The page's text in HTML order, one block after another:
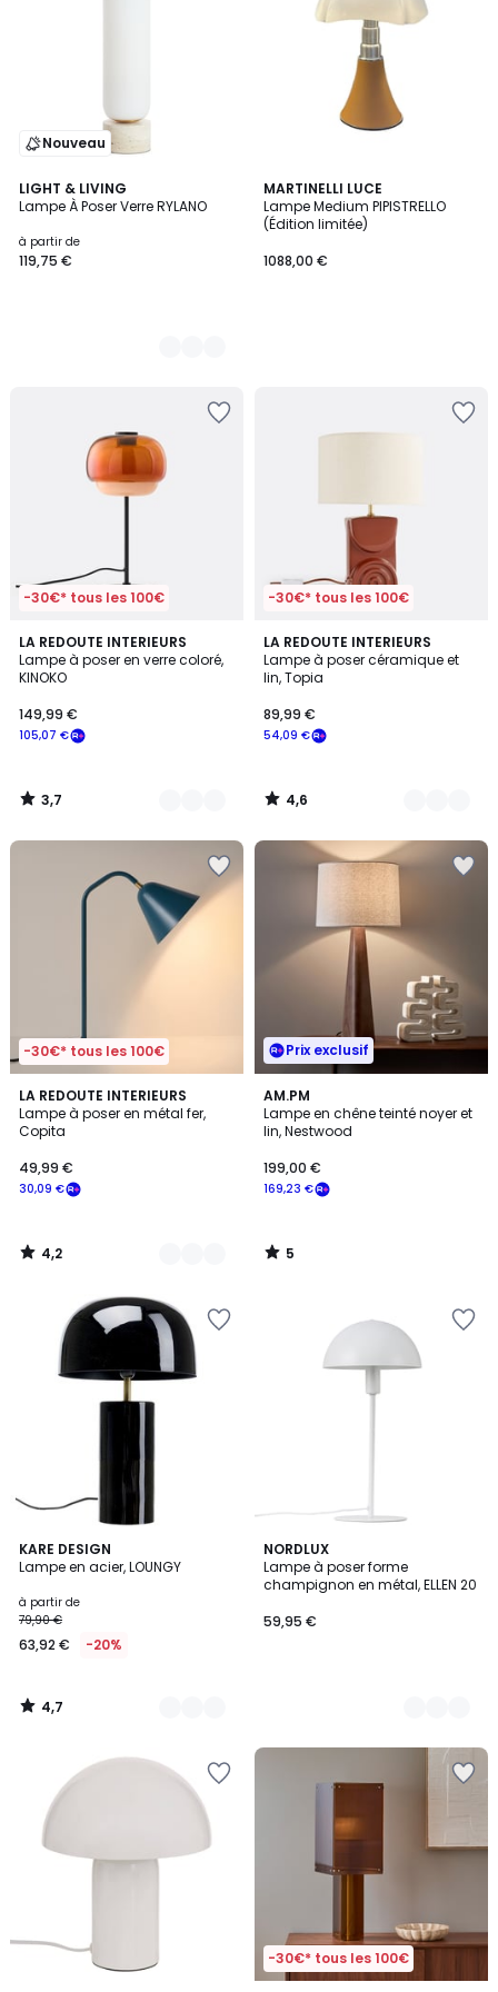
Nouveau
LIGHT & LIVING
Lampe À Poser Verre RYLANO
à partir de
119,75 €
2
Couleurs
MARTINELLI LUCE
Lampe Medium PIPISTRELLO
(Édition limitée)
1088,00 €
-30€* tous les 100€
LA REDOUTE INTERIEURS
Lampe à poser en verre coloré,
KINOKO
105,07 €
149,99 €
3,7
/ 5
6
Couleurs
3,7
/
-30€* tous les 100€
LA REDOUTE INTERIEURS
Lampe à poser céramique et
lin, Topia
54,09 €
89,99 €
4,6
/ 5
2
Couleurs
4,6
/
-30€* tous les 100€
LA REDOUTE INTERIEURS
Lampe à poser en métal fer,
Copita
30,09 €
49,99 €
4,2
/ 5
5
Couleurs
4,2
/
Prix exclusif
AM.PM
Lampe en chêne teinté noyer et
lin, Nestwood
169,23 €
199,00 €
5
/
5
5
/
KARE DESIGN
Lampe en acier, LOUNGY
à partir de
79,90 €
63,92 € -20%
4,7
/ 5
7
Couleurs
4,7
/
NORDLUX
Lampe à poser forme
champignon en métal, ELLEN 20
59,95 €
4
Couleurs
-30€* tous les 100€